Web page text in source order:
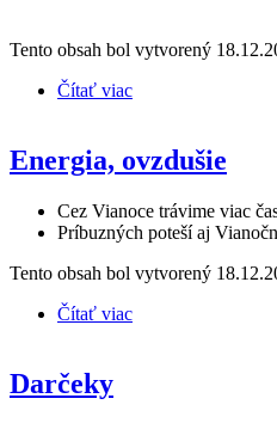
Tento obsah bol vytvorený
Čítať viac
Energia, ovzdušie
Cez Vianoce trávime viac
Príbuzných poteší aj
Tento obsah bol vytvorený
Čítať viac
Darčeky